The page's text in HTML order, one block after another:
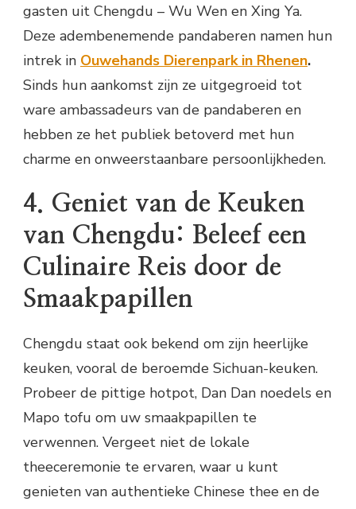
gasten uit Chengdu – Wu Wen en Xing Ya.
Deze adembenemende pandaberen namen hun
intrek in Ouwehands Dierenpark in Rhenen.
Sinds hun aankomst zijn ze uitgegroeid tot
ware ambassadeurs van de pandaberen en
hebben ze het publiek betoverd met hun
charme en onweerstaanbare persoonlijkheden.
4. Geniet van de Keuken
van Chengdu: Beleef een
Culinaire Reis door de
Smaakpapillen
Chengdu staat ook bekend om zijn heerlijke
keuken, vooral de beroemde Sichuan-keuken.
Probeer de pittige hotpot, Dan Dan noedels en
Mapo tofu om uw smaakpapillen te
verwennen. Vergeet niet de lokale
theeceremonie te ervaren, waar u kunt
genieten van authentieke Chinese thee en de